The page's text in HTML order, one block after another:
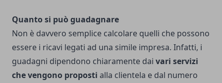
Quanto si può guadagnare
Non è davvero semplice calcolare quelli che possono
essere i ricavi legati ad una simile impresa. Infatti, i
guadagni dipendono chiaramente dai vari servizi
che vengono proposti alla clientela e dal numero